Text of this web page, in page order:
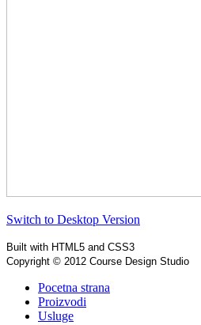
Switch to Desktop Version
Built with HTML5 and CSS3
Copyright © 2012 Course Design Studio
Pocetna strana
Proizvodi
Usluge